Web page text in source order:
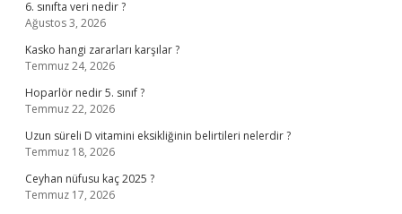
6. sınıfta veri nedir ?
Ağustos 3, 2026
Kasko hangi zararları karşılar ?
Temmuz 24, 2026
Hoparlör nedir 5. sınıf ?
Temmuz 22, 2026
Uzun süreli D vitamini eksikliğinin belirtileri nelerdir ?
Temmuz 18, 2026
Ceyhan nüfusu kaç 2025 ?
Temmuz 17, 2026